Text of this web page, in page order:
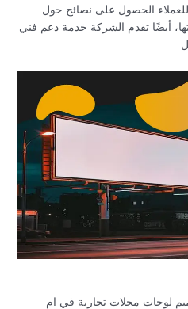
الحصول على نصائح حول
أيضًا تقدم الشركة خدمة دعم فني
لوحات محلات تجارية في ام